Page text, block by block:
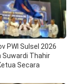
PWI Sulsel 2026
Suwardi Thahir
Secara